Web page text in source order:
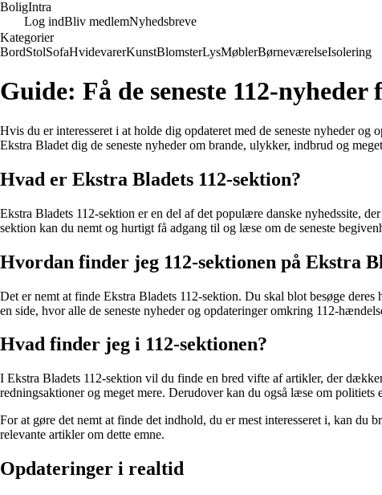
BoligIntra
Log indBliv medlemNyhedsbreve
Kategorier
BordStolSofaHvidevarerKunstBlomsterLysMøblerBørneværelseIsolering
Guide: Få de seneste 112-
Hvis du er interesseret i at holde dig opdateret med de seneste nyheder
Ekstra Bladet dig de seneste nyheder om brande, ulykker, indbrud og
Hvad er Ekstra Bladets 112-sektion?
Ekstra Bladets 112-sektion er en del af det populære danske nyhedssite,
sektion kan du nemt og hurtigt få adgang til og læse om de seneste
Hvordan finder jeg 112-sektionen på Ekstra
Det er nemt at finde Ekstra Bladets 112-sektion. Du skal blot besøge deres
en side, hvor alle de seneste nyheder og opdateringer omkring 112-
Hvad finder jeg i 112-sektionen?
I Ekstra Bladets 112-sektion vil du finde en bred vifte af artikler, der
redningsaktioner og meget mere. Derudover kan du også læse om
For at gøre det nemt at finde det indhold, du er mest interesseret i, kan du
relevante artikler om dette emne.
Opdateringer i realtid